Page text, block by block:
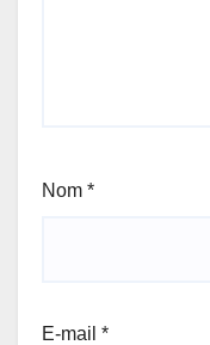
Nom *
E-mail *